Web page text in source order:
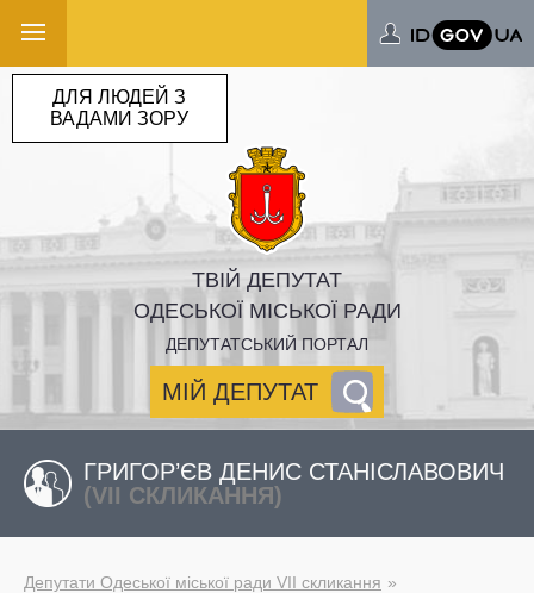
ТВІЙ ДЕПУТАТ
ОДЕСЬКОЇ МІСЬКОЇ РАДИ
ДЕПУТАТСЬКИЙ ПОРТАЛ
МІЙ ДЕПУТАТ
ДЛЯ ЛЮДЕЙ З
ВАДАМИ ЗОРУ
ГРИГОР’ЄВ ДЕНИС СТАНІСЛАВОВИЧ
(VII СКЛИКАННЯ)
Депутати Одеської міської ради VII скликання